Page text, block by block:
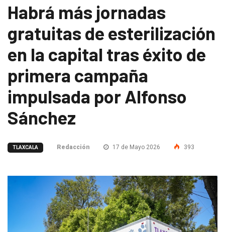
Habrá más jornadas
gratuitas de esterilización
en la capital tras éxito de
primera campaña
impulsada por Alfonso
Sánchez
TLAXCALA Redacción 17 de Mayo 2026 393